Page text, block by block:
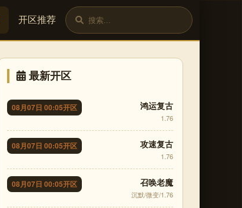
开区推荐
最新开区
08月07日 00:05开区 鸿运复古
1.76
08月07日 00:05开区 攻速复古
1.76
08月07日 00:05开区 召唤老魔
沉默/微变/1.76